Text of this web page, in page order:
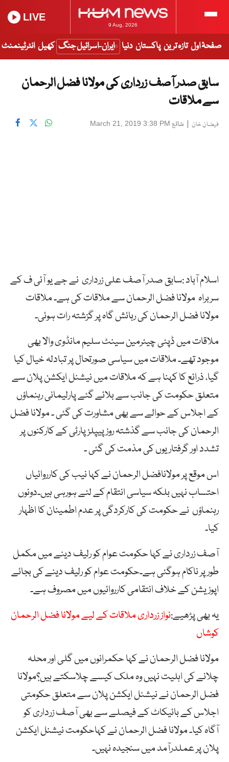
9 Aug, 2026
LIVE
صفحۂ اول تازہ ترین پاکستان دنیا ایران-اسرائیل جنگ کھیل انٹرٹینمنٹ
سابق صدر آصف زرداری کی مولانا فضل الرحمان
سے ملاقات
فیضان خان | شائع March 21, 2019 3:38 PM
اسلام آباد :سابق صدر آصف علی زرداری نے جے یو آئی ف کے
سربراہ مولانا فضل الرحمان سے ملاقات کی ہے۔ ملاقات
مولانا فضل الرحمان کی رہائش گاہ پر گزشتہ رات ہوئی۔
ملاقات میں ڈپٹی چیئرمین سینٹ سلیم مانڈوی والا بھی
موجود تھے۔ ملاقات میں سیاسی صورتحال پر تبادلہ خیال کیا
گیا، ذرائع کا کہنا ہے کہ ملاقات میں نیشنل ایکشن پلان سے
متعلق حکومت کی جانب سے بلائے گئے پارلیمانی رہنماؤں
کے اجلاس کے حوالے سے بھی مشاورت کی گئی ۔ مولانا فضل
الرحمان کی جانب سے گذشتہ روز پیپلز پارٹی کے کارکنوں پر
تشدد اور گرفتاریوں کی مذمت کی گئی ۔
اس موقع پر مولانافضل الرحمان نے کہا نیب کی کارروائیاں
احتساب نہیں بلکہ سیاسی انتقام کے لئے ہورہی ہیں۔دونوں
رہنماؤں نے حکومت کی کارکردگی پر عدم اطمینان کا اظہار
کیا۔
آصف زرداری نے کہا حکومت عوام کو رلیف دینے میں مکمل
طور پر ناکام ہوگئی ہے۔حکومت عوام کو رلیف دینے کی بجائے
اپوزیشن کے خلاف انتقامی کارروائیوں میں مصروف ہے۔
یہ بھی پڑھیے:نواز زرداری ملاقات کے لیے مولانا فضل الرحمان
کوشاں
مولانا فضل الرحمان نے کہا حکمرانوں میں گلی اور محلہ
چلانے کی اہلیت نہیں وہ ملک کیسے چلاسکتے ہیں؟مولانا
فضل الرحمان نے نیشنل ایکشن پلان سے متعلق حکومتی
اجلاس کے بائیکاٹ کے فیصلے سے بھی آصف زرداری کو
آگاہ کیا۔ مولانا فضل الرحمان نے کہاحکومت نیشنل ایکشن
پلان پر عملدرآمد میں سنجیدہ نہیں۔